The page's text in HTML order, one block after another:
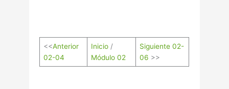
<<Anterior
02-04
Inicio /
Módulo 02
Siguiente 02-
06 >>